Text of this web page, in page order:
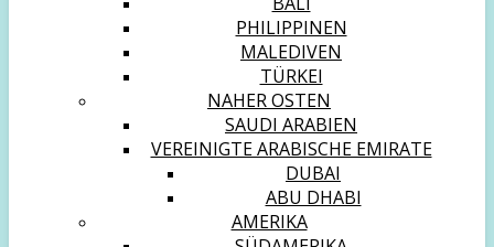
PHILIPPINEN
MALEDIVEN
TÜRKEI
NAHER OSTEN
SAUDI ARABIEN
VEREINIGTE ARABISCHE EMIRATE
DUBAI
ABU DHABI
AMERIKA